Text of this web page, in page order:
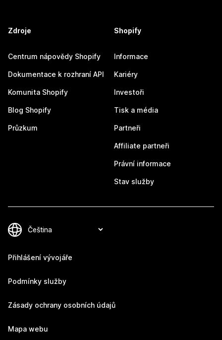
Zdroje
Centrum nápovědy Shopify
Dokumentace k rozhraní API
Komunita Shopify
Blog Shopify
Průzkum
Shopify
Informace
Kariéry
Investoři
Tisk a média
Partneři
Affiliate partneři
Právní informace
Stav služby
Přihlášení vývojáře
Podmínky služby
Zásady ochrany osobních údajů
Mapa webu